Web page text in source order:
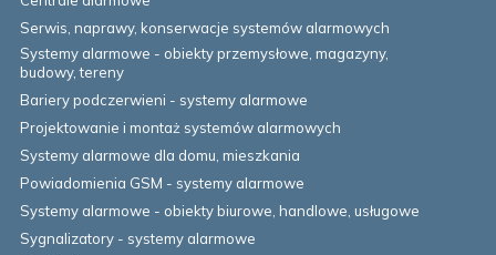
Serwis, naprawy, konserwacje systemów alarmowych
Systemy alarmowe - obiekty przemysłowe, magazyny,
budowy, tereny
Bariery podczerwieni - systemy alarmowe
Projektowanie i montaż systemów alarmowych
Systemy alarmowe dla domu, mieszkania
Powiadomienia GSM - systemy alarmowe
Systemy alarmowe - obiekty biurowe, handlowe, usługowe
Sygnalizatory - systemy alarmowe